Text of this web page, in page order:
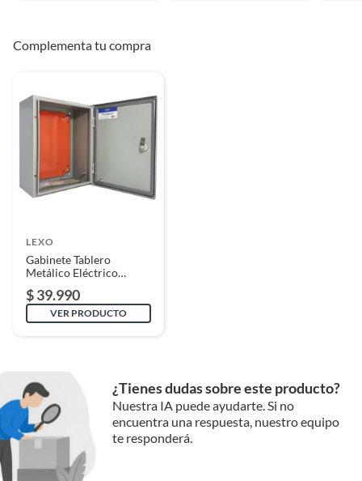
Complementa tu compra
LEXO
Gabinete Tablero
Metálico Eléctrico
Ip65
$ 39.990
VER PRODUCTO
¿Tienes dudas sobre este producto?
Nuestra IA puede ayudarte. Si no
encuentra una respuesta, nuestro equipo
te responderá.